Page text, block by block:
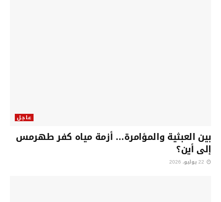
عاجل
بين العبثية والمؤامرة… أزمة مياه كفر طهرمس
إلى أين؟